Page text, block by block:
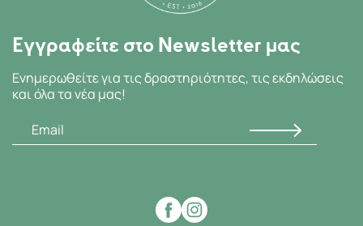
Εγγραφείτε στο Newsletter μας
Ενημερωθείτε για τις δραστηριότητες, τις εκδηλώσεις
και όλα τα νέα μας!